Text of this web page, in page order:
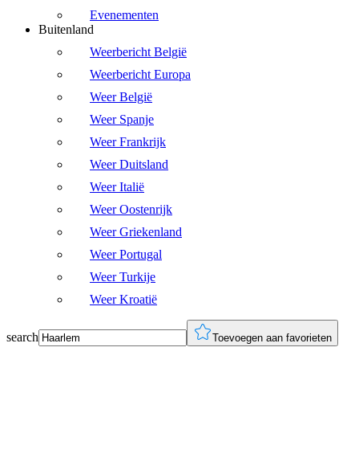
Evenementen
Buitenland
Weerbericht België
Weerbericht Europa
Weer België
Weer Spanje
Weer Frankrijk
Weer Duitsland
Weer Italië
Weer Oostenrijk
Weer Griekenland
Weer Portugal
Weer Turkije
Weer Kroatië
search Toevoegen aan favorieten